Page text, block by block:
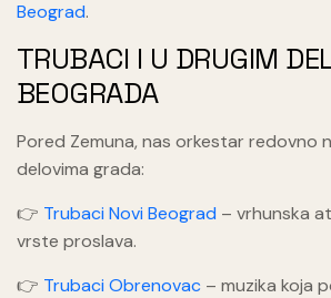
Beograd.
TRUBACI I U DRUGIM
BEOGRADA
Pored Zemuna, nas orkestar redovno
delovima grada:
👉 Trubaci Novi Beograd – vrhunska
vrste proslava.
👉 Trubaci Obrenovac – muzika koja